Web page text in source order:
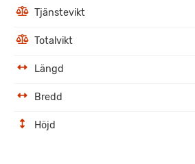
Tjänstevikt
Totalvikt
Längd
Bredd
Höjd